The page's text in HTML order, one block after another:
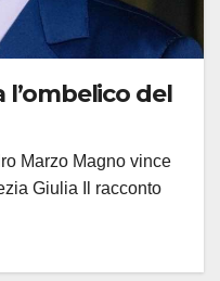
l’ombelico del
Marzo Magno vince
Giulia Il racconto